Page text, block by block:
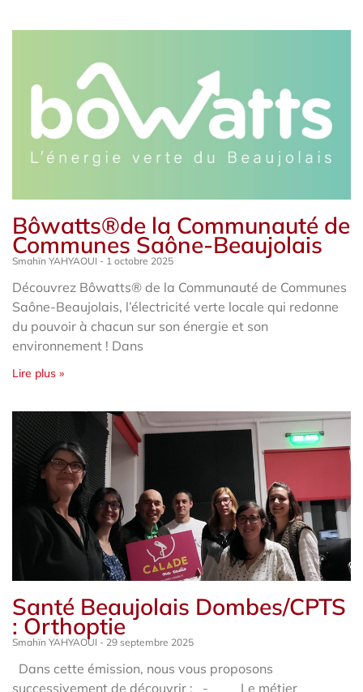
Bôwatts®de la Communauté de
Communes Saône-Beaujolais
Smahïn YAHYAOUI 1 octobre 2025
Découvrez Bôwatts® de la Communauté de Communes
Saône-Beaujolais, l’électricité verte locale qui redonne
du pouvoir à chacun sur son énergie et son
environnement ! Dans
Lire plus »
Santé Beaujolais Dombes/CPTS
: Orthoptie
Smahïn YAHYAOUI 29 septembre 2025
Dans cette émission, nous vous proposons
successivement de découvrir : - Le métier